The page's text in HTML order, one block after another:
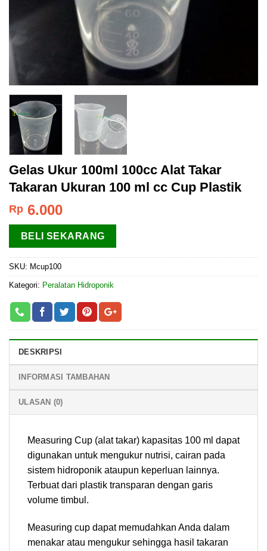
Gelas Ukur 100ml 100cc Alat Takar
Takaran Ukuran 100 ml cc Cup Plastik
Rp 6.000
BELI SEKARANG
SKU: Mcup100
Kategori: Peralatan Hidroponik
DESKRIPSI
INFORMASI TAMBAHAN
ULASAN (0)
Measuring Cup (alat takar) kapasitas 100 ml dapat
digunakan untuk mengukur nutrisi, cairan pada
sistem hidroponik ataupun keperluan lainnya.
Terbuat dari plastik transparan dengan garis
volume timbul.
Measuring cup dapat memudahkan Anda dalam
menakar atau mengukur sehingga hasil takaran